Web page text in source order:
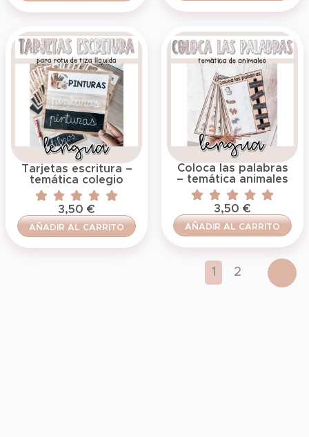
Tarjetas escritura –
temática colegio
3,50 €
AÑADIR AL CARRITO
Coloca las palabras
– temática animales
3,50 €
AÑADIR AL CARRITO
1 2